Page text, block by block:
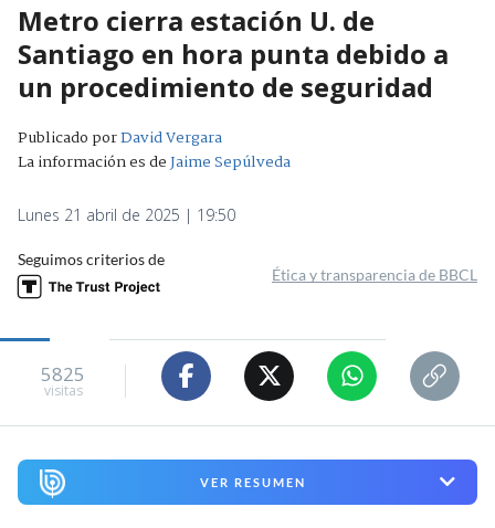
Metro cierra estación U. de
Santiago en hora punta debido a
un procedimiento de seguridad
Publicado porDavid Vergara
La información es deJaime Sepúlveda
Lunes 21 abril de 2025 | 19:50
Seguimos criterios de
Ética y transparencia de BBCL
5825
visitas
VER RESUMEN